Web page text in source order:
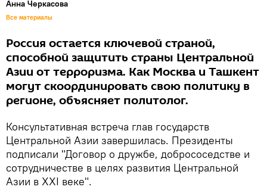
Анна Черкасова
Все материалы
Россия остается ключевой страной,
способной защитить страны Центральной
Азии от терроризма. Как Москва и Ташкент
могут скоординировать свою политику в
регионе, объясняет политолог.
Консультативная встреча глав государств
Центральной Азии завершилась. Президенты
подписали "Договор о дружбе, добрососедстве и
сотрудничестве в целях развития Центральной
Азии в XXI веке".